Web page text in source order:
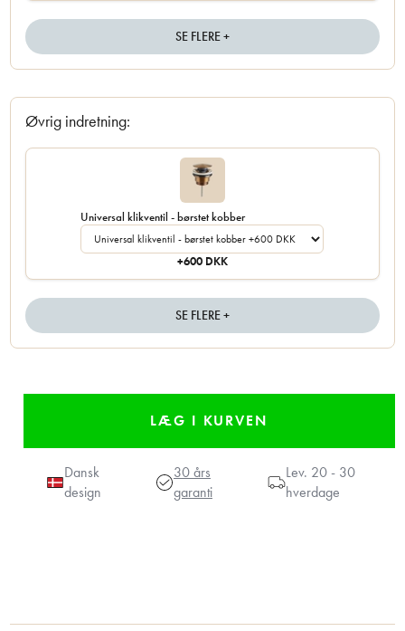
SE FLERE +
Øvrig indretning:
Universal klikventil - børstet kobber
+600 DKK
SE FLERE +
Dansk
design
30 års
garanti
Lev. 20 - 30
hverdage